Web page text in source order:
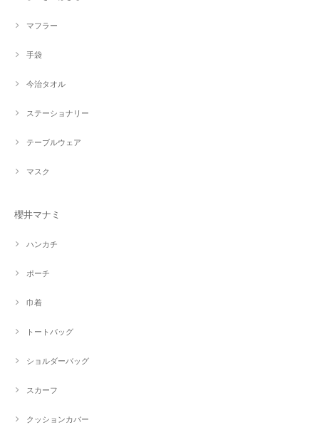
マフラー
手袋
今治タオル
ステーショナリー
テーブルウェア
マスク
櫻井マナミ
ハンカチ
ポーチ
巾着
トートバッグ
ショルダーバッグ
スカーフ
クッションカバー